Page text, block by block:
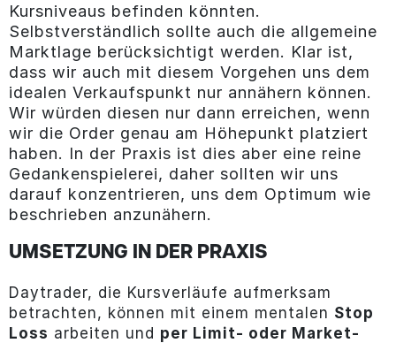
Kursniveaus befinden könnten.
Selbstverständlich sollte auch die allgemeine
Marktlage berücksichtigt werden. Klar ist,
dass wir auch mit diesem Vorgehen uns dem
idealen Verkaufspunkt nur annähern können.
Wir würden diesen nur dann erreichen, wenn
wir die Order genau am Höhepunkt platziert
haben. In der Praxis ist dies aber eine reine
Gedankenspielerei, daher sollten wir uns
darauf konzentrieren, uns dem Optimum wie
beschrieben anzunähern.
UMSETZUNG IN DER PRAXIS
Daytrader, die Kursverläufe aufmerksam
betrachten, können mit einem mentalen Stop
Loss arbeiten und per Limit- oder Market-